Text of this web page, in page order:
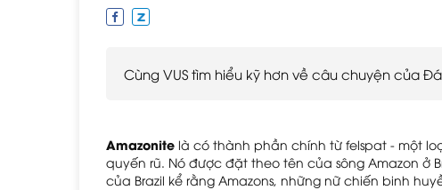
Cùng VUS tìm hiểu kỹ hơn về câu chuyện của Đá
Amazonite là có thành phần chính từ felspat - một
quyến rũ. Nó được đặt theo tên của sông Amazon ở
của Brazil kể rằng Amazons, những nữ chiến binh